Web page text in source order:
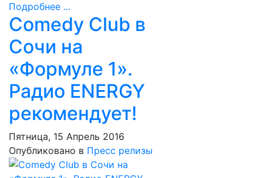
Подробнее ...
Comedy Club в
Сочи на
«Формуле 1».
Радио ENERGY
рекомендует!
Пятница, 15 Апрель 2016
Опубликовано в Пресс релизы